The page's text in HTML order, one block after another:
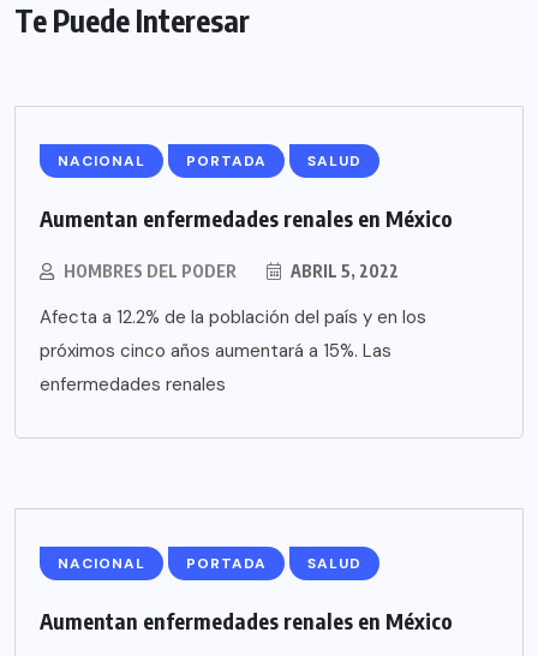
Te Puede Interesar
NACIONAL PORTADA SALUD
Aumentan enfermedades renales en México
HOMBRES DEL PODER ABRIL 5, 2022
Afecta a 12.2% de la población del país y en los
próximos cinco años aumentará a 15%. Las
enfermedades renales
NACIONAL PORTADA SALUD
Aumentan enfermedades renales en México